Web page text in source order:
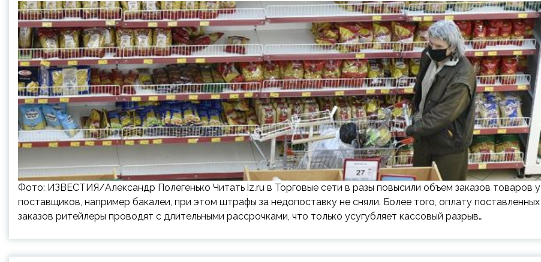
Фото: ИЗВЕСТИЯ/Александр Полегенько Читать iz.ru в Торговые сети в разы повысили объем заказов товаров у
поставщиков, например бакалеи, при этом штрафы за недопоставку не сняли. Более того, оплату поставленных
заказов ритейлеры проводят с длительными рассрочками, что только усугубляет кассовый разрыв…